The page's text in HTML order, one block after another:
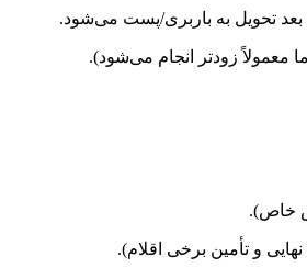
تحویل به باربری/پست می‌شود.